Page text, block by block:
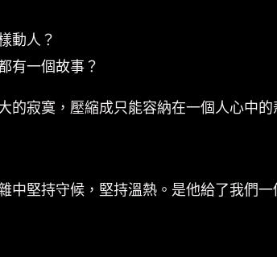
動人？
有一個故事？
的寂寞，壓縮成只能容納在一個人心中的
中堅持守候，堅持溫熱。是他給了我們